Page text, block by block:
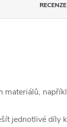
RECENZE
materiálů,
jednotlivé díly